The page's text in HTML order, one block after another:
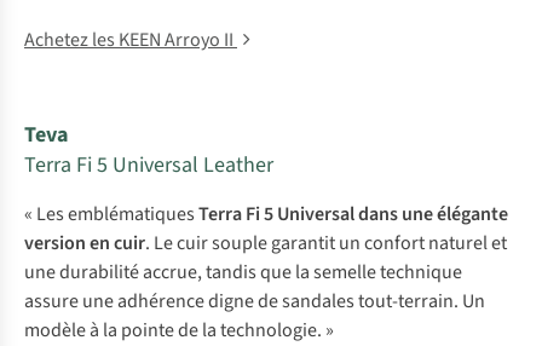
Achetez les KEEN Arroyo II
Teva
Terra Fi 5 Universal Leather
« Les emblématiquesTerra Fi 5 Universal dans une élégante
version en cuir. Le cuir souple garantit un confort naturel et
une durabilité accrue, tandis que la semelle technique
assure une adhérence digne de sandales tout-terrain. Un
modèle à la pointe de la technologie. »